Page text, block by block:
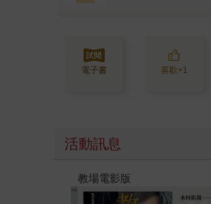
電子書 喜歡+1
活動訊息
時報經典展69折起